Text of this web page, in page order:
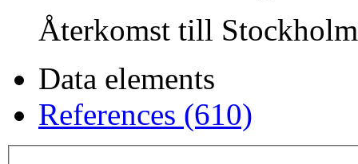
Återkomst till
Data elements
References (610)